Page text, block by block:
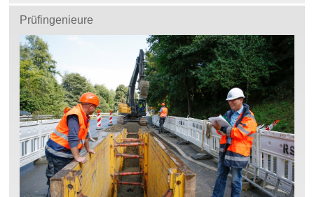
Prüfingenieure